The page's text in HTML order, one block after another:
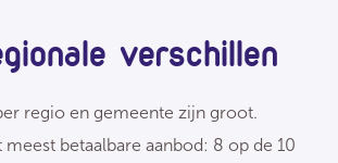
verschillen
regio en gemeente zijn groot.
meest betaalbare aanbod: 8 op de 10